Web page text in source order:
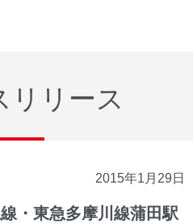
リリース
2015年1月29日
・東急多摩川線蒲田駅